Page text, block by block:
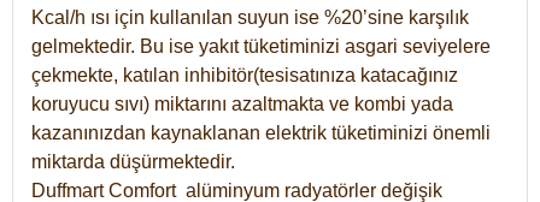
Kcal/h ısı için kullanılan suyun ise %20’sine karşılık
gelmektedir. Bu ise yakıt tüketiminizi asgari seviyelere
çekmekte, katılan inhibitör(tesisatınıza katacağınız
koruyucu sıvı) miktarını azaltmakta ve kombi yada
kazanınızdan kaynaklanan elektrik tüketiminizi önemli
miktarda düşürmektedir.
Duffmart Comfort alüminyum radyatörler değişik